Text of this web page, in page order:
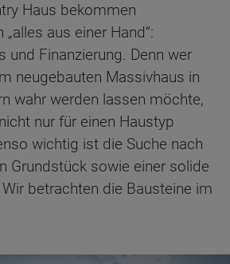
Haus bekommen
aus einer Hand“:
und Finanzierung. Denn wer
neugebauten Massivhaus in
wahr werden lassen möchte,
nur für einen Haustyp
wichtig ist die Suche nach
Grundstück sowie einer solide
betrachten die Bausteine im